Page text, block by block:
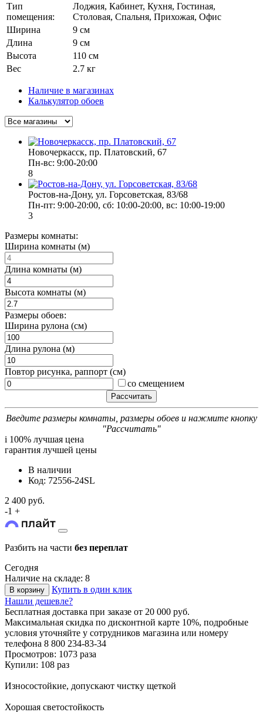
Тип
помещения:
Лоджия, Кабинет, Кухня, Гостиная,
Столовая, Спальня, Прихожая, Офис
Ширина
9 см
Длина
9 см
Высота
110 см
Вес
2.7 кг
Наличие в магазинах
Калькулятор обоев
Новочеркасск, пр. Платовский, 67
Пн-вс: 9:00-20:00
8
Ростов-на-Дону, ул. Горсоветская, 83/68
Пн-пт: 9:00-20:00, сб: 10:00-20:00, вс: 10:00-19:00
3
Размеры комнаты:
Ширина комнаты (м)
Длина комнаты (м)
Высота комнаты (м)
Размеры обоев:
Ширина рулона (см)
Длина рулона (м)
Повтор рисунка, раппорт (см)
со смещением
Введите размеры комнаты, размеры обоев и нажмите кнопку
"Рассчитать"
i 100% лучшая цена
гарантия лучшей цены
В наличии
Код: 72556-24SL
2 400 руб.
-1 +
Разбить на части без переплат
Сегодня
Наличие на складе: 8
В корзину
Купить в один клик
Нашли дешевле?
Бесплатная доставка при заказе от 20 000 руб.
Максимальная скидка по дисконтной карте 10%, подробные
условия уточняйте у сотрудников магазина или номеру
телефона 8 800 234-83-34
Просмотров: 1073 раза
Купили: 108 раз
Износостойкие, допускают чистку щеткой
Хорошая светостойкость